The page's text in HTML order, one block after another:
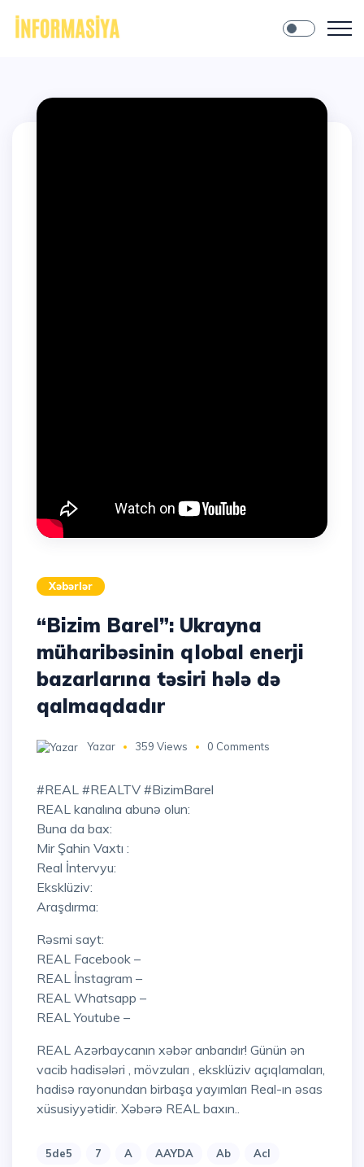
Xəbərlər
“Bizim Barel”: Ukrayna
müharibəsinin qlobal enerji
bazarlarına təsiri hələ də
qalmaqdadır
Yazar 359 Views 0 Comments
#REAL #REALTV #BizimBarel
REAL kanalına abunə olun:
Buna da bax:
Mir Şahin Vaxtı :
Real İntervyu:
Eksklüziv:
Araşdırma:
Rəsmi sayt:
REAL Facebook –
REAL İnstagram –
REAL Whatsapp –
REAL Youtube –
REAL Azərbaycanın xəbər anbarıdır! Günün ən
vacib hadisələri , mövzuları , eksklüziv açıqlamaları,
hadisə rayonundan birbaşa yayımları Real-ın əsas
xüsusiyyətidir. Xəbərə REAL baxın..
5de5 7 A AAYDA Ab
Acl